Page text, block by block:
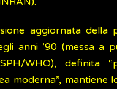
aggiornata della
anni ’90 (messa a
WHO), definita
moderna”, mantiene